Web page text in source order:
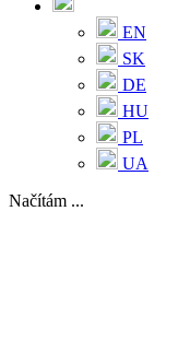
EN
SK
DE
HU
PL
UA
Načítám ...